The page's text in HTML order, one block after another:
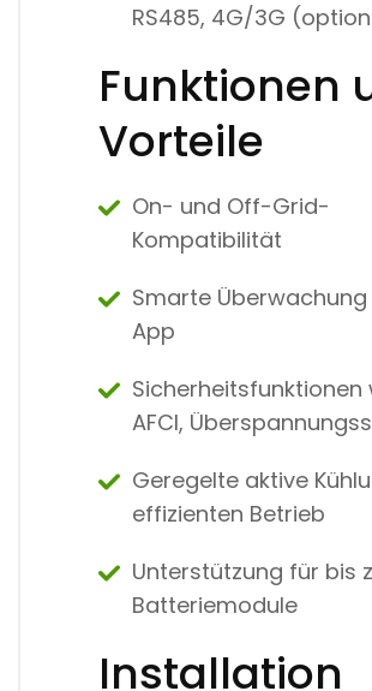
RS485, 4G/3G
Funktionen
Vorteile
On- und Off-Grid-
Kompatibilität
Smarte
App
Sicherheitsfunktionen
AFCI,
Geregelte aktive
effizienten Betrieb
Unterstützung für bis
Batteriemodule
Installation